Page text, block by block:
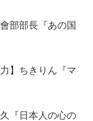
部部長『あの国
】ちきりん『マ
『日本人の心の